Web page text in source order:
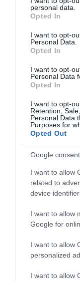
grant or deny
use your data for
consent section.
personal data.
Opted In
I want to opt-
Personal Data.
Opted In
I want to opt-
Personal Data
Opted In
I want to opt-
Retention,
Personal Data
Purposes for
Opted Out
Google
I want to allow
related to
device
I want to allow
Google for
I want to allow
personalized
I want to allow